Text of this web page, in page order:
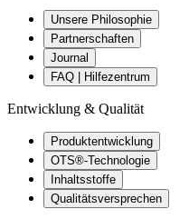
Unsere Philosophie
Partnerschaften
Journal
FAQ | Hilfezentrum
Entwicklung & Qualität
Produktentwicklung
OTS®-Technologie
Inhaltsstoffe
Qualitätsversprechen